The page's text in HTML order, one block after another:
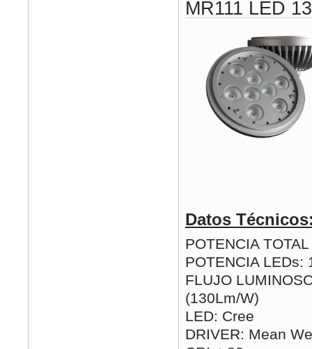
MR111 LED
Datos
POTENCIA
POTENCIA LEDs:
FLUJO
(130Lm/W)
LED: Cree
DRIVER: Mean